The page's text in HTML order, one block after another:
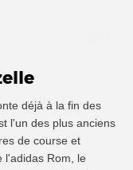
déjà à la fin des
l'un des plus anciens
de course et
l'adidas Rom, le